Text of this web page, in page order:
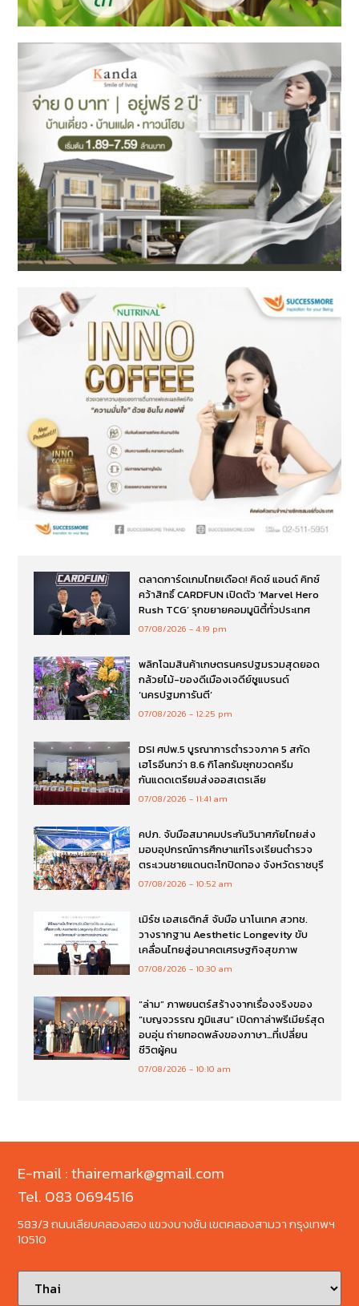
ตลาดการ์ดเกมไทยเดือด! คิดซ์ แอนด์ คิทซ์
คว้าสิทธิ์ CARDFUN เปิดตัว ‘Marvel Hero
Rush TCG’ รุกขยายคอมมูนิตี้ทั่วประเทศ
07/08/2026 4:19 pm
พลิกโฉมสินค้าเกษตรนครปฐมรวมสุดยอด
กล้วยไม้-ของดีเมืองเจดีย์ชูแบรนด์
‘นครปฐมการันตี’
07/08/2026 12:25 pm
DSI ศปพ.5 บูรณาการตำรวจภาค 5 สกัด
เฮโรอีนกว่า 8.6 กิโลกรัมซุกขวดครีม
กันแดดเตรียมส่งออสเตรเลีย
07/08/2026 11:41 am
คปภ. จับมือสมาคมประกันวินาศภัยไทยส่ง
มอบอุปกรณ์การศึกษาแก่โรงเรียนตำรวจ
ตระเวนชายแดนตะโกปิดทอง จังหวัดราชบุรี
07/08/2026 10:52 am
เมิร์ซ เอสเธติกส์ จับมือ นาโนเทค สวทช.
วางรากฐาน Aesthetic Longevity ขับ
เคลื่อนไทยสู่อนาคตเศรษฐกิจสุขภาพ
07/08/2026 10:30 am
“ล่าม” ภาพยนตร์สร้างจากเรื่องจริงของ
“เบญจวรรณ ภูมิแสน” เปิดกาล่าพรีเมียร์สุด
อบอุ่น ถ่ายทอดพลังของภาษา…ที่เปลี่ยน
ชีวิตผู้คน
07/08/2026 10:10 am
E-mail : thairemark@gmail.com
Tel. 083 0694516
583/3 ถนนเลียบคลองสอง แขวงบางชัน เขตคลองสามวา กรุงเทพฯ
10510